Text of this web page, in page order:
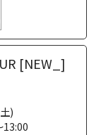
[NEW_]
)
13:00